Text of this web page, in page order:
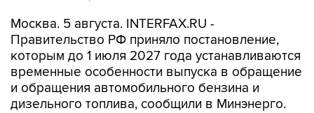
которым до 1 июля 2027 года устанавливаются
временные особенности выпуска в обращение
и обращения автомобильного бензина и
дизельного топлива, сообщили в Минэнерго.
Документ предусматривает возможность